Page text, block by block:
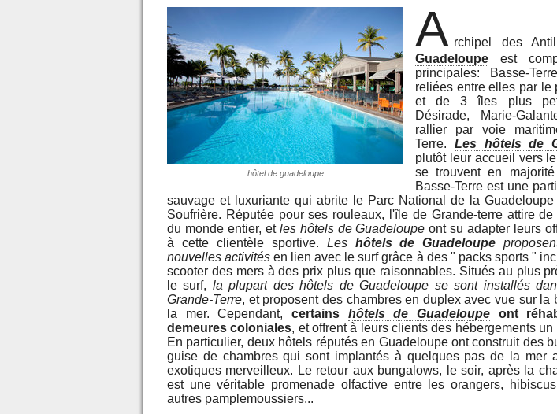
hôtel de guadeloupe
A rchipel des
Guadeloupe est
principales: Basse-
reliées entre elles par le
et de 3 îles plus
Désirade, Marie-
rallier par voie
Terre. Les hôtels de
plutôt leur accueil vers
se trouvent en majorité
Basse-Terre est une
sauvage et luxuriante qui abrite le Parc National de la
Soufrière. Réputée pour ses rouleaux, l'île de Grande-terre attire
du monde entier, et les hôtels de Guadeloupe ont su adapter leurs
à cette clientèle sportive. Les hôtels de Guadeloupe
nouvelles activités en lien avec le surf grâce à des " packs sports "
scooter des mers à des prix plus que raisonnables. Situés au plus
le surf, la plupart des hôtels de Guadeloupe se sont installés
Grande-Terre, et proposent des chambres en duplex avec vue sur la
la mer. Cependant, certains hôtels de Guadeloupe ont
demeures coloniales, et offrent à leurs clients des hébergements
En particulier, deux hôtels réputés en Guadeloupeont construit des
guise de chambres qui sont implantés à quelques pas de la mer
exotiques merveilleux. Le retour aux bungalows, le soir, après la
est une véritable promenade olfactive entre les orangers,
autres pamplemoussiers...